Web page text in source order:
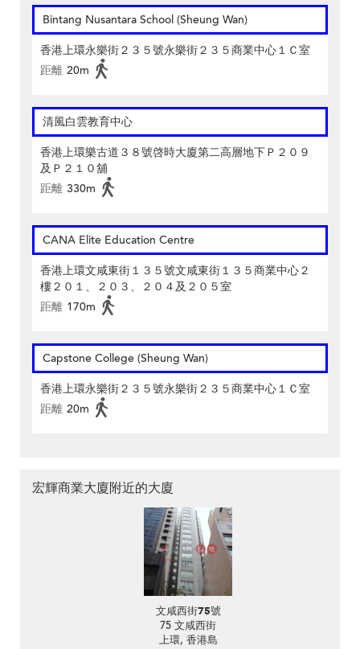
Bintang Nusantara School (Sheung Wan)
香港上環永樂街２３５號永樂街２３５商業中心１Ｃ室
距離 20m
清風白雲教育中心
香港上環樂古道３８號啓時大廈第二高層地下Ｐ２０９
及Ｐ２１０舖
距離 330m
CANA Elite Education Centre
香港上環文咸東街１３５號文咸東街１３５商業中心２
樓２０１、２０３、２０４及２０５室
距離 170m
Capstone College (Sheung Wan)
香港上環永樂街２３５號永樂街２３５商業中心１Ｃ室
距離 20m
宏輝商業大廈附近的大廈
文咸西街75號
75 文咸西街
上環, 香港島